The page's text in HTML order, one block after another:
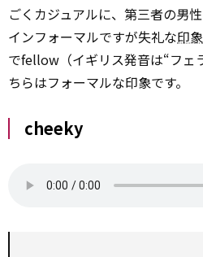
ごくカジュアルに、第三者の男
インフォーマルですが失礼な印象
でfellow（イギリス発音は“フェ
ちらはフォーマルな印象です。
cheeky